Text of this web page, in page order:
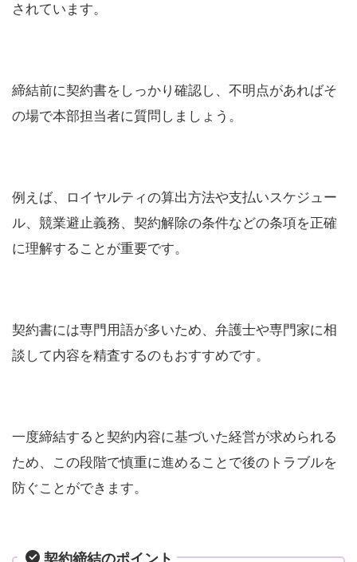
されています。
締結前に契約書をしっかり確認し、不明点があればそ
の場で本部担当者に質問しましょう。
例えば、ロイヤルティの算出方法や支払いスケジュー
ル、競業避止義務、契約解除の条件などの条項を正確
に理解することが重要です。
契約書には専門用語が多いため、弁護士や専門家に相
談して内容を精査するのもおすすめです。
一度締結すると契約内容に基づいた経営が求められる
ため、この段階で慎重に進めることで後のトラブルを
防ぐことができます。
契約締結のポイント